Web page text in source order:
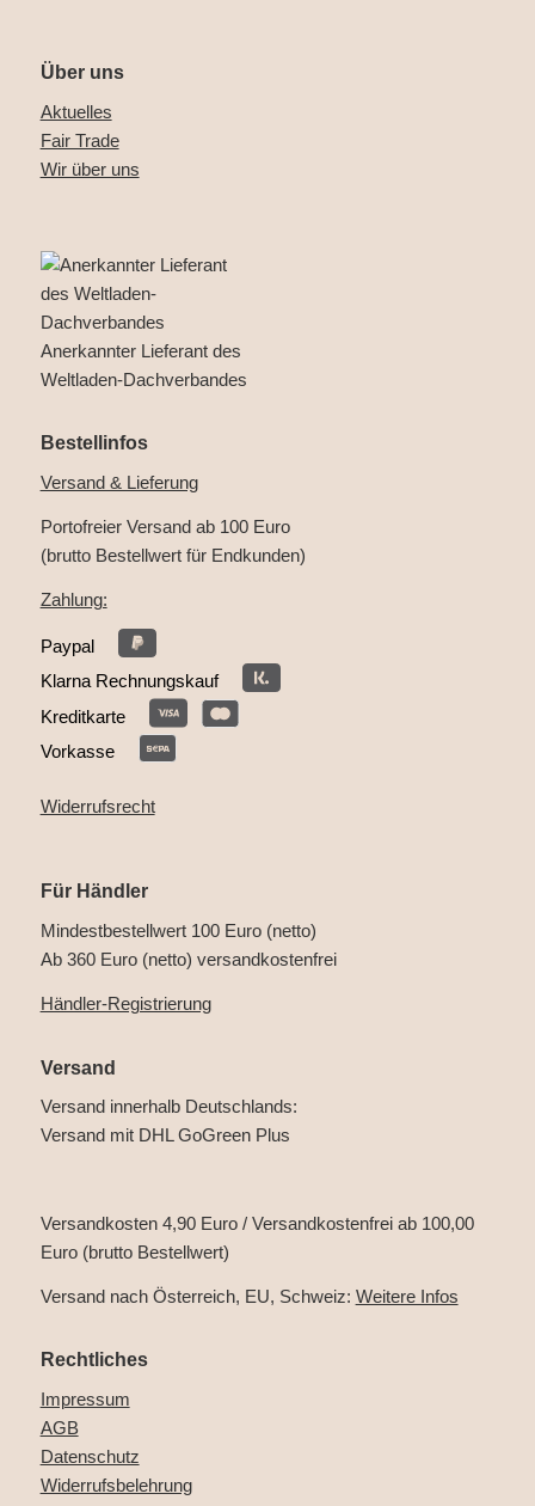
Über uns
Aktuelles
Fair Trade
Wir über uns
Anerkannter Lieferant des
Weltladen-Dachverbandes
Bestellinfos
Versand & Lieferung
Portofreier Versand ab 100 Euro
(brutto Bestellwert für Endkunden)
Zahlung:
Paypal
Klarna Rechnungskauf
Kreditkarte
Vorkasse
Widerrufsrecht
Für Händler
Mindestbestellwert 100 Euro (netto)
Ab 360 Euro (netto) versandkostenfrei
Händler-Registrierung
Versand
Versand innerhalb Deutschlands:
Versand mit DHL GoGreen Plus
Versandkosten 4,90 Euro / Versandkostenfrei ab 100,00
Euro (brutto Bestellwert)
Versand nach Österreich, EU, Schweiz: Weitere Infos
Rechtliches
Impressum
AGB
Datenschutz
Widerrufsbelehrung